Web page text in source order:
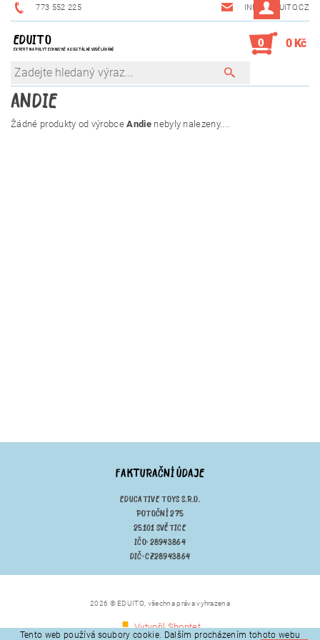
773 552 225 INFO@EDUITO.CZ
EDUITO
EXPERT NA POLYTECHNICKÉ A DIGITÁLNÍ VZDĚLÁVÁNÍ
0 0 Kč
ANDIE
Žádné produkty od výrobceAndienebyly nalezeny....
FAKTURAČNÍ ÚDAJE
EDUCATIVE TOYS S.R.O.
POTOČNÍ 275
25101 SVĚTICE
IČO: 28943864
DIČ: CZ28943864
2026 © EDUITO, všechna práva vyhrazena
Vytvořil Shoptet
Tento web používá soubory cookie. Dalším procházením tohoto webu